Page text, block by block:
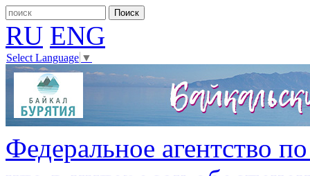
RU ENG
Select Language ▼
Федеральное агентство